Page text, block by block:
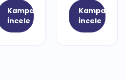
Kampanyayı
İncele
İncele